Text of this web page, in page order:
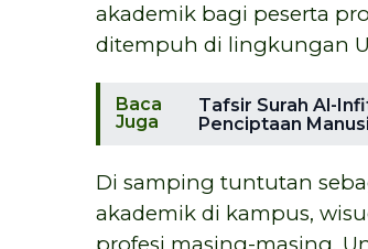
akademik bagi peserta
ditempuh di lingkungan
Baca
Juga
Tafsir Surah Al-
Penciptaan
Di samping tuntutan
akademik di kampus,
profesi masing-masing.